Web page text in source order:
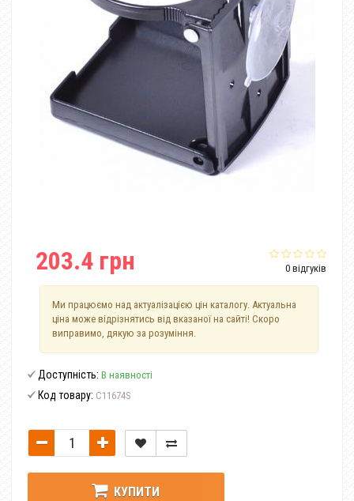
0 відгуків
203.4 грн
Ми працюємо над актуалізацією цін каталогу. Актуальна
ціна може відрізнятись від вказаної на сайті! Скоро
виправимо, дякую за розуміння.
Доступність: В наявності
Код товару: C11674S
КУПИТИ